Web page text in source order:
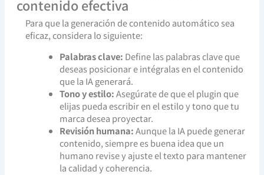
contenido efectiva
Para que la generación de contenido automático sea
eficaz, considera lo siguiente:
Palabras clave: Define las palabras clave que
deseas posicionar e intégralas en el contenido
que la IA generará.
Tono y estilo:Asegúrate de que el plugin que
elijas pueda escribir en el estilo y tono que tu
marca desea proyectar.
Revisión humana:Aunque la IA puede generar
contenido, siempre es buena idea que un
humano revise y ajuste el texto para mantener
la calidad y coherencia.